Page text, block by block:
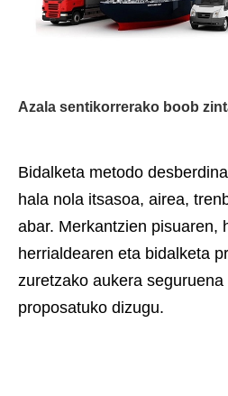
Azala sentikorrerako boob
Bidalketa metodo
hala nola itsasoa, airea,
abar. Merkantzien pisuaren,
herrialdearen eta bidalketa
zuretzako aukera
proposatuko dizugu.